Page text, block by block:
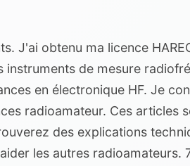
J'ai obtenu ma licence
instruments de mesure
en électronique HF. Je
radioamateur. Ces articles
des explications
les autres radioamateurs.